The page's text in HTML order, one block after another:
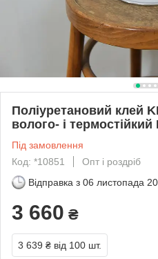
Поліуретановий клей
волого- і термостійкий
Під замовлення
Код: *10851
Опт і роздріб
Відправка з 06 листопада
3 660 ₴
3 639 ₴ від 100 шт.